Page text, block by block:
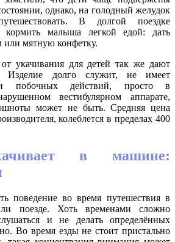
однако, на голодный желудок
В долгой поездке
кормить малыша легкой едой: дать
или мятную конфетку.
укачивания для детей так же дают
Изделие долго служит, не имеет
и побочных действий, просто в
вестибулярном аппарате,
может не быть. Средняя цена
колеблется в пределах 400
в машине:
поведение во время путешествия в
поезде. Хоть временами сложно
и не делать определённых
Во время езды не стоит пристально